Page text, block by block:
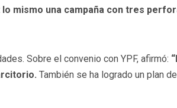
lo mismo una campaña con tres
Sobre el convenio con YPF, afirmó:
También se ha logrado un plan